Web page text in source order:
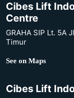
Cibes Lift
Centre
GRAHA SIP Lt. 5A
Timur
See on Maps
Cibes Lift